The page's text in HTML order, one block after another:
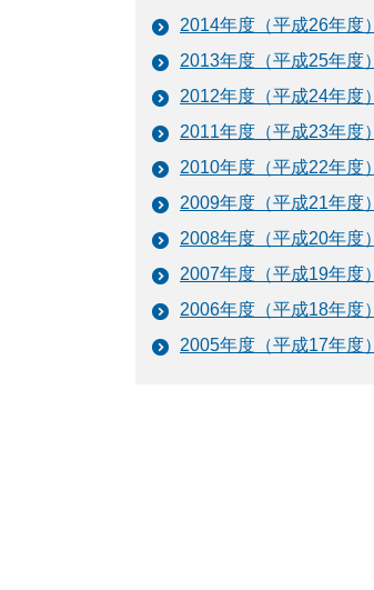
2014年度（平成26年度）
2013年度（平成25年度）
2012年度（平成24年度）
2011年度（平成23年度）
2010年度（平成22年度）
2009年度（平成21年度）
2008年度（平成20年度）
2007年度（平成19年度）
2006年度（平成18年度）
2005年度（平成17年度）